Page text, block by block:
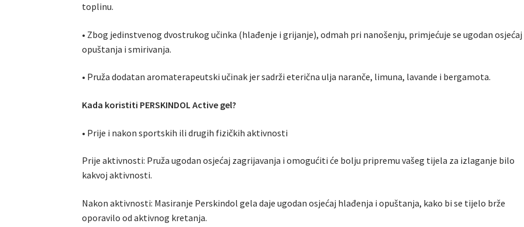
toplinu.
• Zbog jedinstvenog dvostrukog učinka (hlađenje i grijanje), odmah pri nanošenju, primjećuje se ugodan osjećaj
opuštanja i smirivanja.
• Pruža dodatan aromaterapeutski učinak jer sadrži eterična ulja naranče, limuna, lavande i bergamota.
Kada koristiti PERSKINDOL Active gel?
• Prije i nakon sportskih ili drugih fizičkih aktivnosti
Prije aktivnosti: Pruža ugodan osjećaj zagrijavanja i omogućiti će bolju pripremu vašeg tijela za izlaganje bilo
kakvoj aktivnosti.
Nakon aktivnosti: Masiranje Perskindol gela daje ugodan osjećaj hlađenja i opuštanja, kako bi se tijelo brže
oporavilo od aktivnog kretanja.